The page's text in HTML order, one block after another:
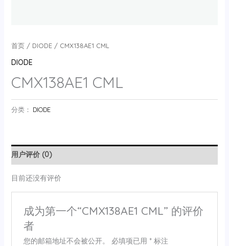
首页/ DIODE/ CMX138AE1 CML
DIODE
CMX138AE1 CML
分类： DIODE
用户评价 (0)
目前还没有评价
成为第一个“CMX138AE1 CML” 的评价
者
您的邮箱地址不会被公开。 必填项已用 *标注